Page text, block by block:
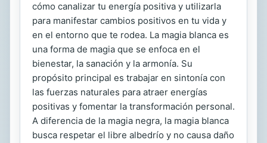
cómo canalizar tu energía positiva y utilizarla
para manifestar cambios positivos en tu vida y
en el entorno que te rodea. La magia blanca es
una forma de magia que se enfoca en el
bienestar, la sanación y la armonía. Su
propósito principal es trabajar en sintonía con
las fuerzas naturales para atraer energías
positivas y fomentar la transformación personal.
A diferencia de la magia negra, la magia blanca
busca respetar el libre albedrío y no causa daño